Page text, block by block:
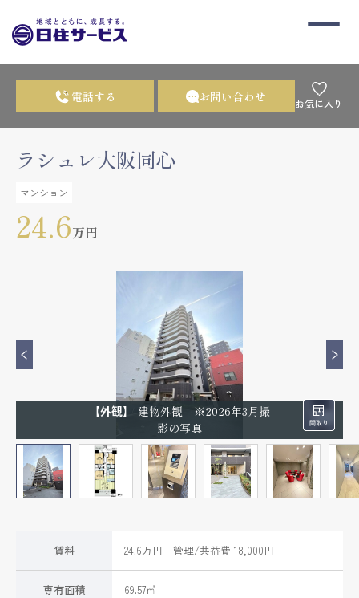
電話する お問い合わせ お気に入り
ラシュレ大阪同心
マンション
24.6万円
【外観】
建物外観 ※2026年3月撮
影の写真
賃料 24.6万円 管理/共益費 18,000円
専有面積 69.57㎡